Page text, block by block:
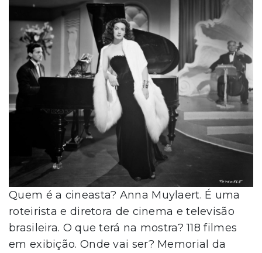
Quem é a cineasta? Anna Muylaert. É uma
roteirista e diretora de cinema e televisão
brasileira. O que terá na mostra? 118 filmes
em exibição. Onde vai ser? Memorial da